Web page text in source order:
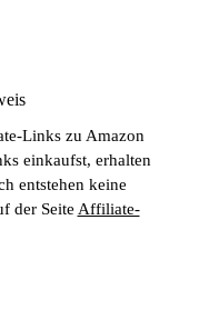
Links zu Amazon
einkaufst, erhalten
entstehen keine
der Seite Affiliate-